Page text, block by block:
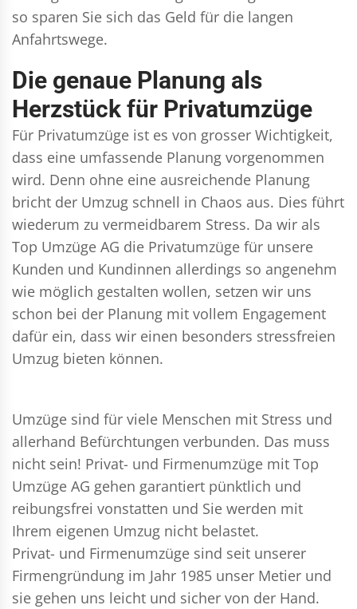
so sparen Sie sich das Geld für die langen
Anfahrtswege.
Die genaue Planung als
Herzstück für Privatumzüge
Für Privatumzüge ist es von grosser Wichtigkeit,
dass eine umfassende Planung vorgenommen
wird. Denn ohne eine ausreichende Planung
bricht der Umzug schnell in Chaos aus. Dies führt
wiederum zu vermeidbarem Stress. Da wir als
Top Umzüge AG die Privatumzüge für unsere
Kunden und Kundinnen allerdings so angenehm
wie möglich gestalten wollen, setzen wir uns
schon bei der Planung mit vollem Engagement
dafür ein, dass wir einen besonders stressfreien
Umzug bieten können.
Umzüge sind für viele Menschen mit Stress und
allerhand Befürchtungen verbunden. Das muss
nicht sein! Privat- und Firmenumzüge mit Top
Umzüge AG gehen garantiert pünktlich und
reibungsfrei vonstatten und Sie werden mit
Ihrem eigenen Umzug nicht belastet.
Privat- und Firmenumzüge sind seit unserer
Firmengründung im Jahr 1985 unser Metier und
sie gehen uns leicht und sicher von der Hand.